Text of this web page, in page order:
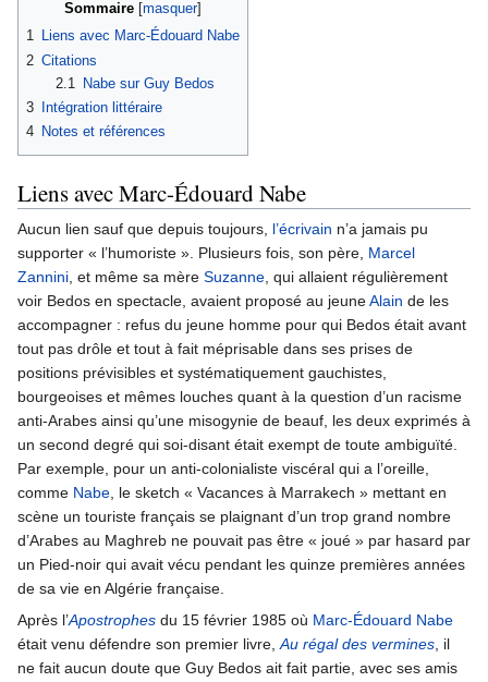
Sommaire
1 Liens avec Marc-Édouard Nabe
2 Citations
2.1
Nabe sur Guy Bedos
3
Intégration littéraire
4 Notes et références
Liens avec Marc-Édouard Nabe
Aucun lien sauf que depuis toujours, l’écrivain n’a jamais pu
supporter « l’humoriste ». Plusieurs fois, son père, Marcel
Zannini, et même sa mère Suzanne, qui allaient régulièrement
voir Bedos en spectacle, avaient proposé au jeuneAlain de les
accompagner : refus du jeune homme pour qui Bedos était avant
tout pas drôle et tout à fait méprisable dans ses prises de
positions prévisibles et systématiquement gauchistes,
bourgeoises et mêmes louches quant à la question d’un racisme
anti-Arabes ainsi qu’une misogynie de beauf, les deux exprimés à
un second degré qui soi-disant était exempt de toute ambiguïté.
Par exemple, pour un anti-colonialiste viscéral qui a l’oreille,
comme Nabe, le sketch « Vacances à Marrakech » mettant en
scène un touriste français se plaignant d’un trop grand nombre
d’Arabes au Maghreb ne pouvait pas être « joué » par hasard par
un Pied-noir qui avait vécu pendant les quinze premières années
de sa vie en Algérie française.
Après l’Apostrophes du 15 février 1985 où Marc-Édouard Nabe
était venu défendre son premier livre,Au régal des vermines, il
ne fait aucun doute que Guy Bedos ait fait partie, avec ses amis